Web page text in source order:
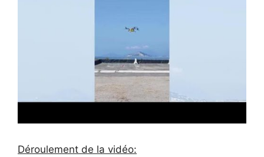
Déroulement de la vidéo: